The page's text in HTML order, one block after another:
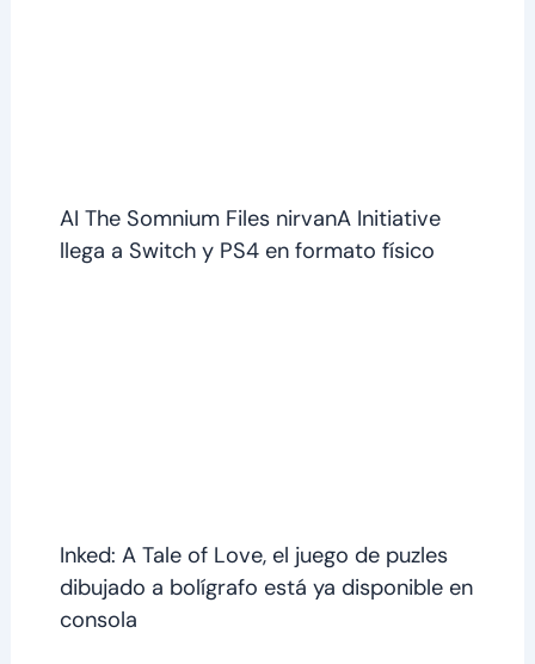
AI The Somnium Files nirvanA Initiative
llega a Switch y PS4 en formato físico
Inked: A Tale of Love, el juego de puzles
dibujado a bolígrafo está ya disponible en
consola